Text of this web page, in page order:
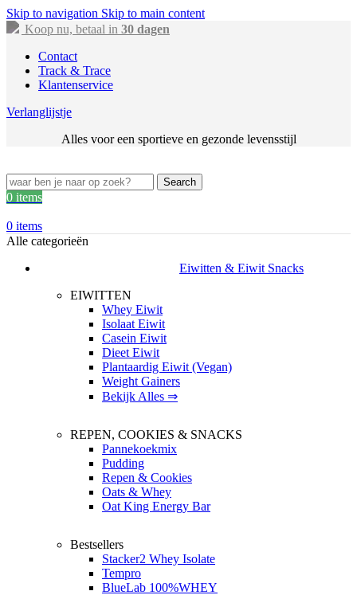
Skip to navigation Skip to main content
Koop nu, betaal in 30 dagen
Contact
Track & Trace
Klantenservice
Verlanglijstje
Alles voor een sportieve en gezonde levensstijl
Search
0 items
0 items
Alle categorieën
Eiwitten & Eiwit Snacks
EIWITTEN
Whey Eiwit
Isolaat Eiwit
Casein Eiwit
Dieet Eiwit
Plantaardig Eiwit (Vegan)
Weight Gainers
Bekijk Alles ⇒
REPEN, COOKIES & SNACKS
Pannekoekmix
Pudding
Repen & Cookies
Oats & Whey
Oat King Energy Bar
Bestsellers
Stacker2 Whey Isolate
Tempro
BlueLab 100%WHEY